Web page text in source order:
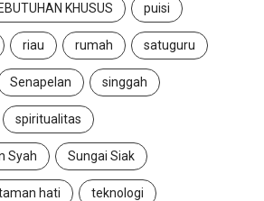
KHUSUS puisi
riau rumah satuguru
Senapelan singgah
spiritualitas
Syah Sungai Siak
hati teknologi